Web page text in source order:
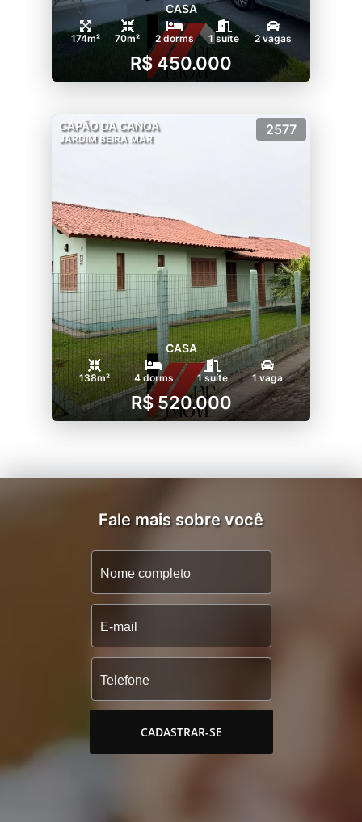
CASA
174m² 70m² 2 dorms 1 suíte 2 vagas
R$ 450.000
CAPÃO DA CANOA
JARDIM BEIRA MAR
2577
CASA
138m² 4 dorms 1 suíte 1 vaga
R$ 520.000
Fale mais sobre você
CADASTRAR-SE